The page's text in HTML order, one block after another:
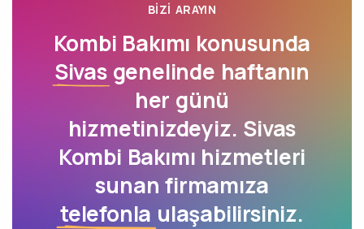
BIZI ARAYIN
Kombi Bakımı konusunda
Sivasgenelinde haftanın
her günü
hizmetinizdeyiz. Sivas
Kombi Bakımı hizmetleri
sunan firmamıza
telefonla ulaşabilirsiniz.